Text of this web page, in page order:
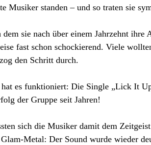
Musiker standen – und so traten sie
sie nach über einem Jahrzehnt
fast schon schockierend. Viele
den Schritt durch.
es funktioniert: Die Single „Lick It
der Gruppe seit Jahren!
sich die Musiker damit dem
Metal: Der Sound wurde wieder